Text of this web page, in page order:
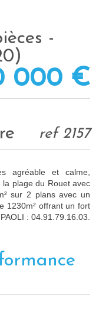
000 €
ref 2157
agréable et calme,
plage du Rouet avec
sur 2 plans avec un
1230m² offrant un fort
: 04.91.79.16.03.